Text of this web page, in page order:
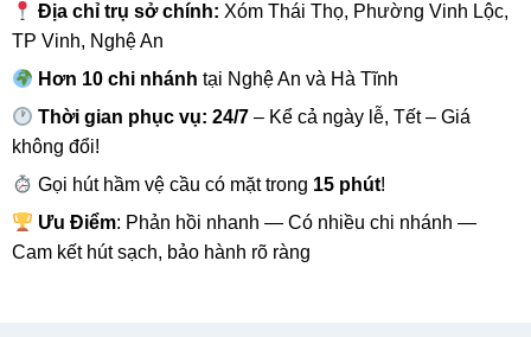
Địa chỉ trụ sở chính: Xóm Thái Thọ, Phường Vinh Lộc,
TP Vinh, Nghệ An
Hơn 10 chi nhánh tại Nghệ An và Hà Tĩnh
Thời gian phục vụ: 24/7 – Kể cả ngày lễ, Tết – Giá
không đổi!
Gọi hút hầm vệ cầu có mặt trong 15 phút!
Ưu Điểm: Phản hồi nhanh — Có nhiều chi nhánh —
Cam kết hút sạch, bảo hành rõ ràng